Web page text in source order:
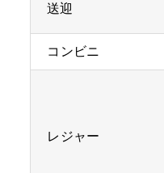
送迎
コンビニ
レジャー